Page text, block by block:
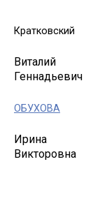
Кратковский
Виталий
Геннадьевич
ОБУХОВА
Ирина
Викторовна